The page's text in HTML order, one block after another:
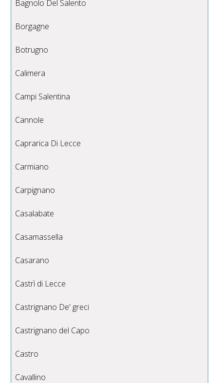
Bagnolo Del Salento
Borgagne
Botrugno
Calimera
Campi Salentina
Cannole
Caprarica Di Lecce
Carmiano
Carpignano
Casalabate
Casamassella
Casarano
Castrì di Lecce
Castrignano De' greci
Castrignano del Capo
Castro
Cavallino